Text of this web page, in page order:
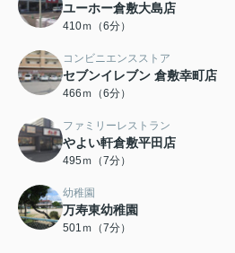
ユーホー倉敷大島店
410ｍ（6分）
コンビニエンスストア
セブンイレブン 倉敷幸町店
466ｍ（6分）
ファミリーレストラン
やよい軒倉敷平田店
495ｍ（7分）
幼稚園
万寿東幼稚園
501ｍ（7分）